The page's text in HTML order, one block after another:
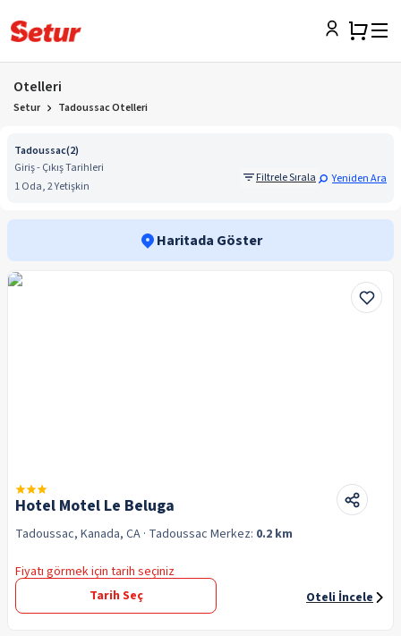
Otelleri
Setur Tadoussac Otelleri
Tadoussac(2)
Giriş - Çıkış Tarihleri
1 Oda, 2 Yetişkin
Filtrele Sırala Yeniden Ara
Haritada Göster
Hotel Motel Le Beluga
Tadoussac, Kanada, CA · Tadoussac Merkez: 0.2 km
Fiyatı görmek için tarih seçiniz
Tarih Seç
Oteli İncele